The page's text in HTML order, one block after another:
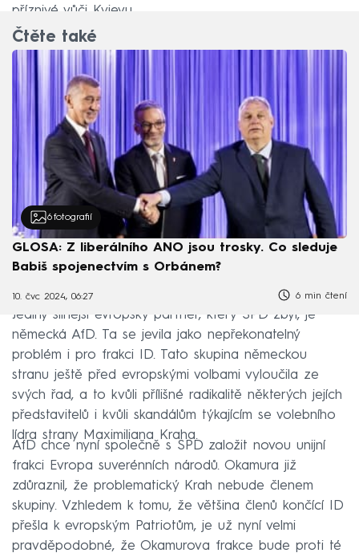
příznivé vůči Kyjevu.
Čtěte také
6 fotografií
GLOSA: Z liberálního ANO jsou trosky. Co sleduje
Babiš spojenectvím s Orbánem?
10. čvc 2024, 06:27 6 min čtení
Jediný silnější evropský partner, který SPD zbyl, je
německá AfD. Ta se jevila jako nepřekonatelný
problém i pro frakci ID. Tato skupina německou
stranu ještě před evropskými volbami vyloučila ze
svých řad, a to kvůli přílišné radikalitě některých jejích
představitelů i kvůli skandálům týkajícím se volebního
lídra strany Maximiliana Kraha.
AfD chce nyní společně s SPD založit novou unijní
frakci Evropa suverénních národů. Okamura již
zdůraznil, že problematický Krah nebude členem
skupiny. Vzhledem k tomu, že většina členů končící ID
přešla k evropským Patriotům, je už nyní velmi
pravděpodobné, že Okamurova frakce bude proti té